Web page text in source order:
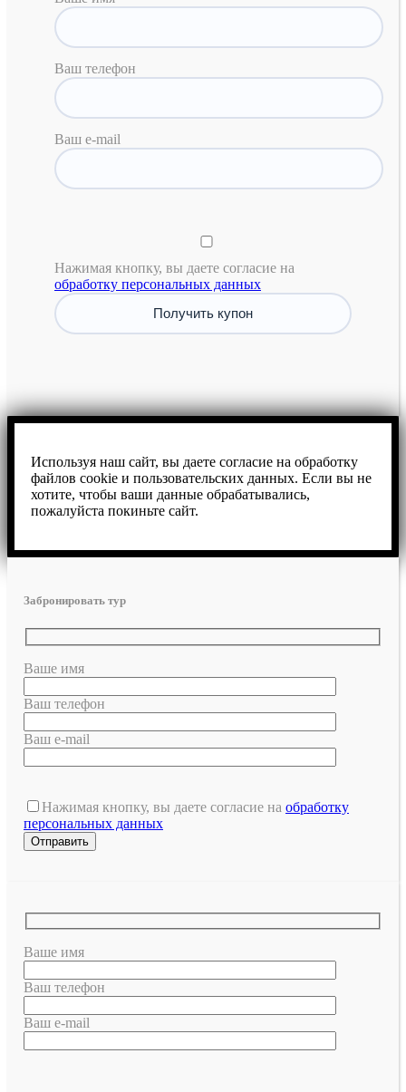
Ваш телефон
Ваш e-mail
Нажимая кнопку, вы даете согласие на
обработку персональных данных
Используя наш сайт, вы даете согласие на обработку
файлов cookie и пользовательских данных. Если вы не
хотите, чтобы ваши данные обрабатывались,
пожалуйста покиньте сайт.
Забронировать тур
Ваше имя
Ваш телефон
Ваш e-mail
Нажимая кнопку, вы даете согласие на обработку
персональных данных
Ваше имя
Ваш телефон
Ваш e-mail